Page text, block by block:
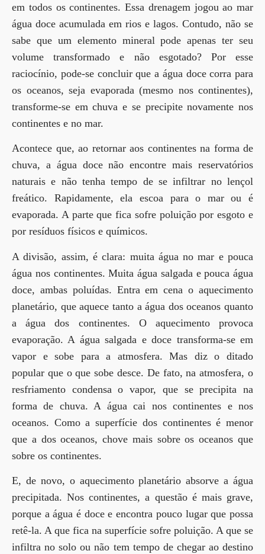
em todos os continentes. Essa drenagem jogou ao mar
água doce acumulada em rios e lagos. Contudo, não se
sabe que um elemento mineral pode apenas ter seu
volume transformado e não esgotado? Por esse
raciocínio, pode-se concluir que a água doce corra para
os oceanos, seja evaporada (mesmo nos continentes),
transforme-se em chuva e se precipite novamente nos
continentes e no mar.
Acontece que, ao retornar aos continentes na forma de
chuva, a água doce não encontre mais reservatórios
naturais e não tenha tempo de se infiltrar no lençol
freático. Rapidamente, ela escoa para o mar ou é
evaporada. A parte que fica sofre poluição por esgoto e
por resíduos físicos e químicos.
A divisão, assim, é clara: muita água no mar e pouca
água nos continentes. Muita água salgada e pouca água
doce, ambas poluídas. Entra em cena o aquecimento
planetário, que aquece tanto a água dos oceanos quanto
a água dos continentes. O aquecimento provoca
evaporação. A água salgada e doce transforma-se em
vapor e sobe para a atmosfera. Mas diz o ditado
popular que o que sobe desce. De fato, na atmosfera, o
resfriamento condensa o vapor, que se precipita na
forma de chuva. A água cai nos continentes e nos
oceanos. Como a superfície dos continentes é menor
que a dos oceanos, chove mais sobre os oceanos que
sobre os continentes.
E, de novo, o aquecimento planetário absorve a água
precipitada. Nos continentes, a questão é mais grave,
porque a água é doce e encontra pouco lugar que possa
retê-la. A que fica na superfície sofre poluição. A que se
infiltra no solo ou não tem tempo de chegar ao destino